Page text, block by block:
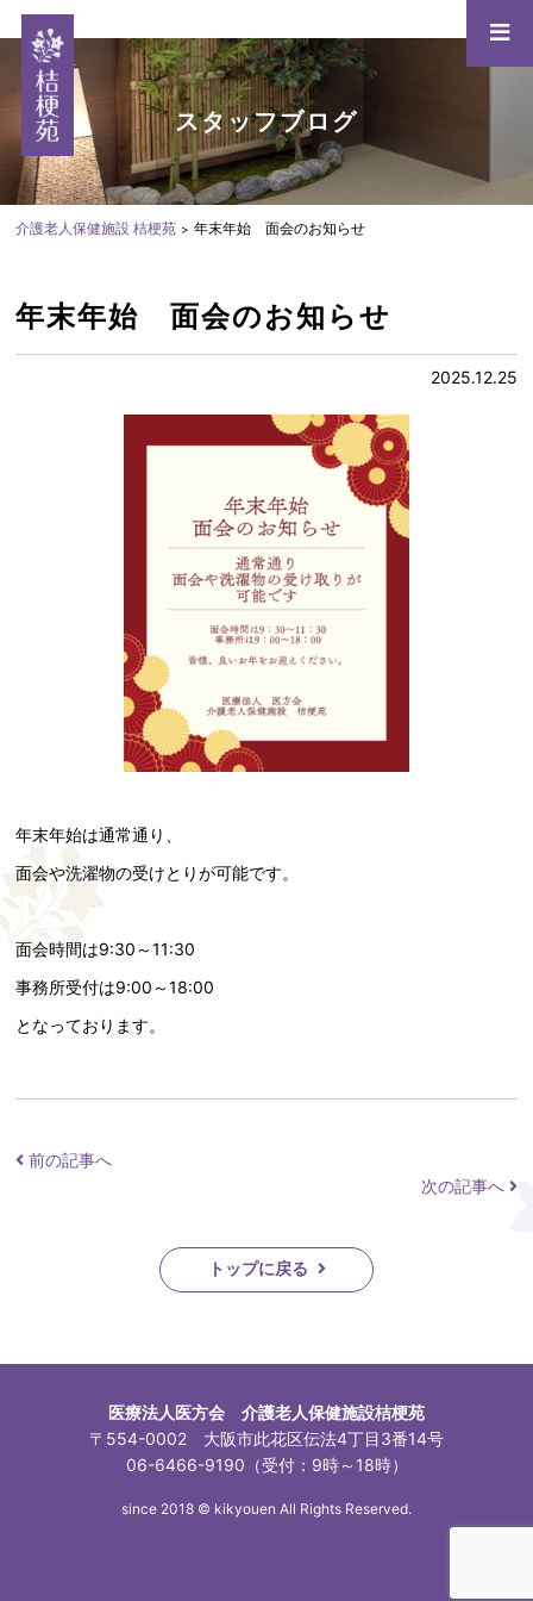
スタッフブログ
介護老人保健施設 桔梗苑 年末年始 面会のお知らせ
年末年始 面会のお知らせ
2025.12.25
年末年始は通常通り、
面会や洗濯物の受けとりが可能です。
面会時間は9:30～11:30
事務所受付は9:00～18:00
となっております。
前の記事へ
次の記事へ
トップに戻る
医療法人医方会 介護老人保健施設桔梗苑
〒554-0002 大阪市此花区伝法4丁目3番14号
06-6466-9190（受付：9時～18時）
since 2018 © kikyouen All Rights Reserved.